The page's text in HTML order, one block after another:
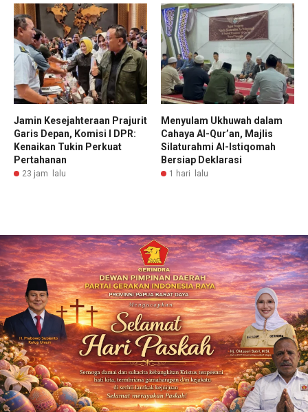
Jamin Kesejahteraan Prajurit
Garis Depan, Komisi I DPR:
Kenaikan Tukin Perkuat
Pertahanan
23 jam lalu
Menyulam Ukhuwah dalam
Cahaya Al-Qur’an, Majlis
Silaturahmi Al-Istiqomah
Bersiap Deklarasi
1 hari lalu